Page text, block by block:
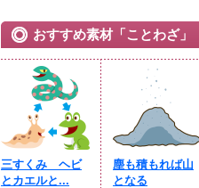
おすすめ素材「ことわざ」
三すくみ ヘビ
とカエルと...
塵も積もれば山
となる